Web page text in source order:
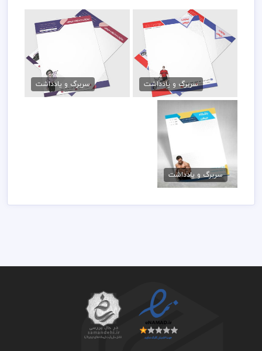
فایل سربرگ پوشاک مردانه
79,000 تومانسربرگ و یادداشت
سربرگ بوتیک لباس
79,000 تومانسربرگ و یادداشت
سربرگ باشگاه ورزشی
لایه باز
79,000 تومان
سربرگ و یادداشت